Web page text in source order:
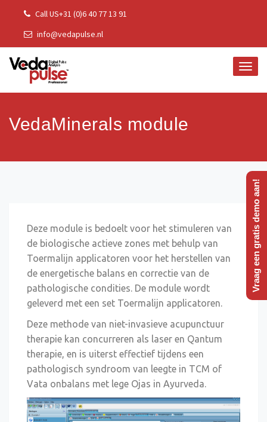
content
Call US+31 (0)6 40 77 13 91
info@vedapulse.nl
VedaMinerals module
Deze module is bedoelt voor het stimuleren van
de biologische actieve zones met behulp van
Toermalijn applicatoren voor het herstellen van
de energetische balans en correctie van de
pathologische condities. De module wordt
geleverd met een set Toermalijn applicatoren.
Deze methode van niet-invasieve acupunctuur
therapie kan concurreren als laser en Qantum
therapie, en is uiterst effectief tijdens een
pathologisch syndroom van leegte in TCM of
Vata onbalans met lege Ojas in Ayurveda.
Vraag een gratis demo aan!